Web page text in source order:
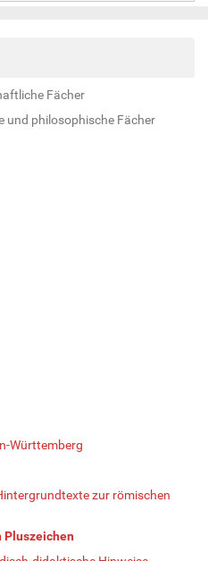
Fächer
und philosophische Fächer
Württemberg
zur römischen
Pluszeichen